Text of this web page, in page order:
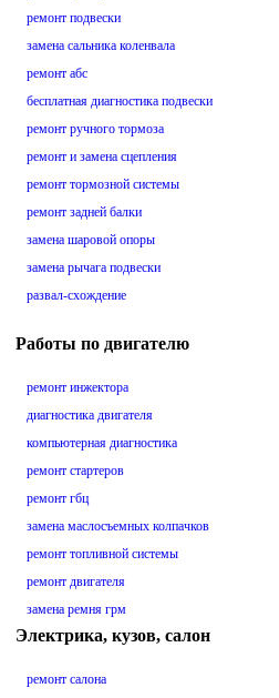
ремонт подвески
замена сальника коленвала
ремонт абс
бесплатная диагностика подвески
ремонт ручного тормоза
ремонт и замена сцепления
ремонт тормозной системы
ремонт задней балки
замена шаровой опоры
замена рычага подвески
развал-схождение
Работы по двигателю
ремонт инжектора
диагностика двигателя
компьютерная диагностика
ремонт стартеров
ремонт гбц
замена маслосъемных колпачков
ремонт топливной системы
ремонт двигателя
замена ремня грм
Электрика, кузов, салон
ремонт салона